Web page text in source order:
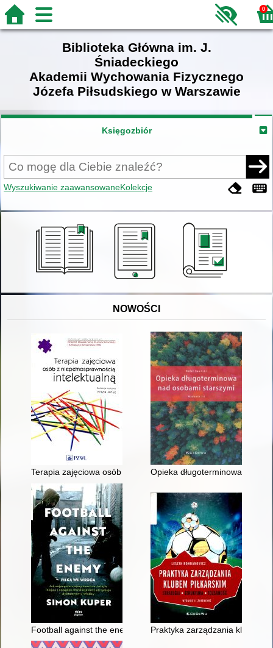
0
Biblioteka Główna im. J.
Śniadeckiego
Akademii Wychowania Fizycznego
Józefa Piłsudskiego w Warszawie
Księgozbiór
Wyszukiwanie zaawansowaneKolekcje
NOWOŚCI
Terapia zajęciowa osób z niepełnosprawnością intelektualną
Opieka długoterminowa nad
Football against the enemy = piłką we wrogaPraktyka zarządzania klubem